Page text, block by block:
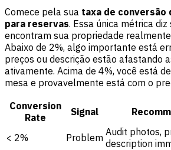
Comece pela sua taxa de conversão
para reservas. Essa única métrica
encontram sua propriedade
Abaixo de 2%, algo importante está
preços ou descrição estão afastando
ativamente. Acima de 4%, você está
mesa e provavelmente está com o
Conversion
Rate
Signal
< 2% Problem Audit photos,
description